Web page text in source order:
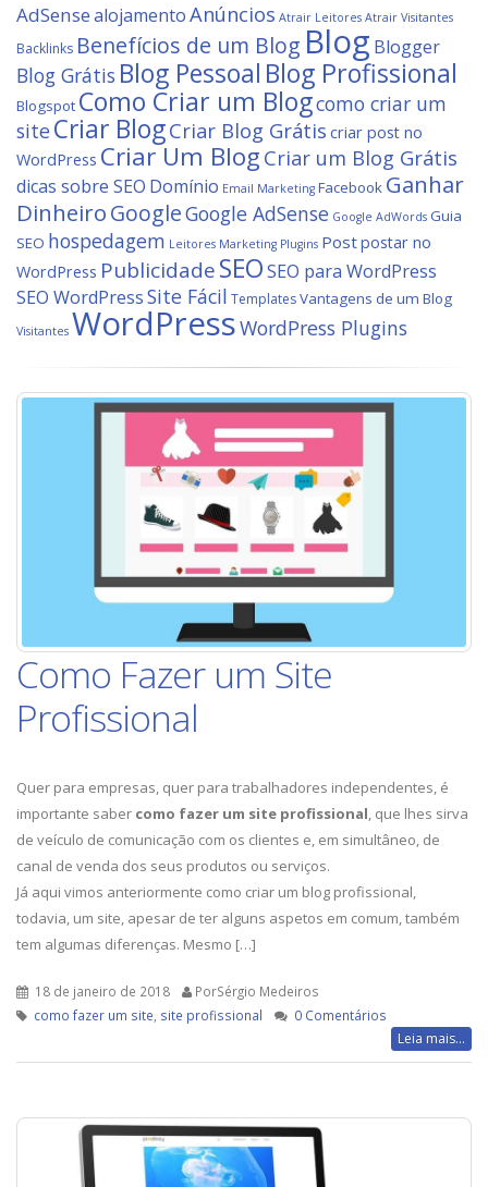
AdSensealojamentoAnúncios Atrair Leitores Atrair Visitantes
Backlinks Benefícios de um Blog Blog Blogger
Blog Grátis Blog Pessoal Blog Profissional
Blogspot Como Criar um Blogcomo criar um
siteCriar BlogCriar Blog Grátis criar post no
WordPress Criar Um Blog Criar um Blog Grátis
dicas sobre SEO Domínio Email Marketing Facebook Ganhar
DinheiroGoogleGoogle AdSense Google AdWords Guia
SEO hospedagem Leitores Marketing Plugins Postpostar no
WordPress PublicidadeSEOSEO para WordPress
SEO WordPressSite Fácil TemplatesVantagens de um Blog
Visitantes WordPressWordPress Plugins
Como Fazer um Site
Profissional
Quer para empresas, quer para trabalhadores independentes, é
importante saber como fazer um site profissional, que lhes sirva
de veículo de comunicação com os clientes e, em simultâneo, de
canal de venda dos seus produtos ou serviços.
Já aqui vimos anteriormente como criar um blog profissional,
todavia, um site, apesar de ter alguns aspetos em comum, também
tem algumas diferenças. Mesmo […]
18 de janeiro de 2018
PorSérgio Medeiros
como fazer um site, site profissional 0 Comentários
Leia mais...